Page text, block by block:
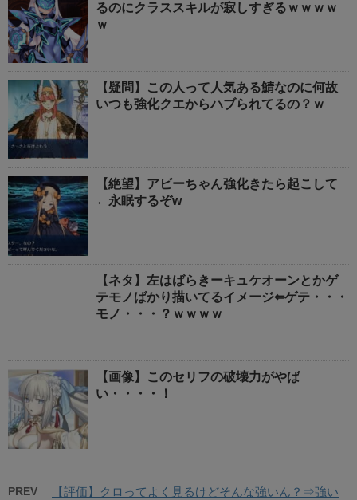
るのにクラススキルが寂しすぎるｗｗｗｗ
ｗ
【疑問】この人って人気ある鯖なのに何故
いつも強化クエからハブられてるの？ｗ
【絶望】アビーちゃん強化きたら起こして
←永眠するぞw
【ネタ】左はばらきーキュケオーンとかゲ
テモノばかり描いてるイメージ⇐ゲテ・・・
モノ・・・？ｗｗｗｗ
【画像】このセリフの破壊力がやば
い・・・・！
PREV
【評価】クロってよく見るけどそんな強いん？⇒強い